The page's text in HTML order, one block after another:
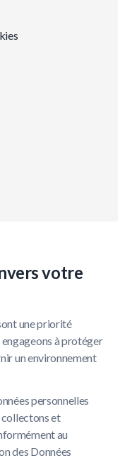
votre
une priorité
à protéger
un environnement
personnelles
collectons et
au
des Données